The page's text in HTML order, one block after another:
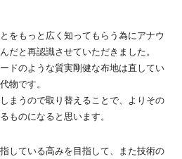
をもっと広く知ってもらう為にアナウ
だと再認識させていただきました。
ドのような質実剛健な布地は直してい
物です。
まうので取り替えることで、よりその
ものになると思います。
している高みを目指して、また技術の